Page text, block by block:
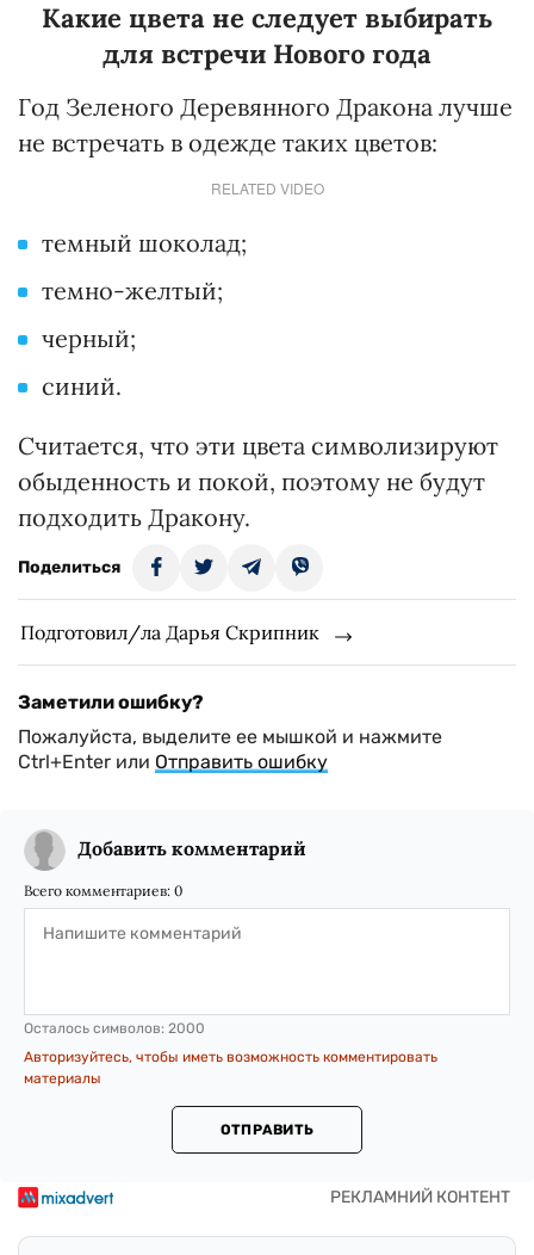
Какие цвета не следует выбирать
для встречи Нового года
Год Зеленого Деревянного Дракона лучше
не встречать в одежде таких цветов:
RELATED VIDEO
темный шоколад;
темно-желтый;
черный;
синий.
Считается, что эти цвета символизируют
обыденность и покой, поэтому не будут
подходить Дракону.
Поделиться
Подготовил/ла Дарья Скрипник
Заметили ошибку?
Пожалуйста, выделите ее мышкой и нажмите
Ctrl+Enter или Отправить ошибку
Добавить комментарий
Всего комментариев: 0
Осталось символов: 2000
Авторизуйтесь, чтобы иметь возможность комментировать
материалы
ОТПРАВИТЬ